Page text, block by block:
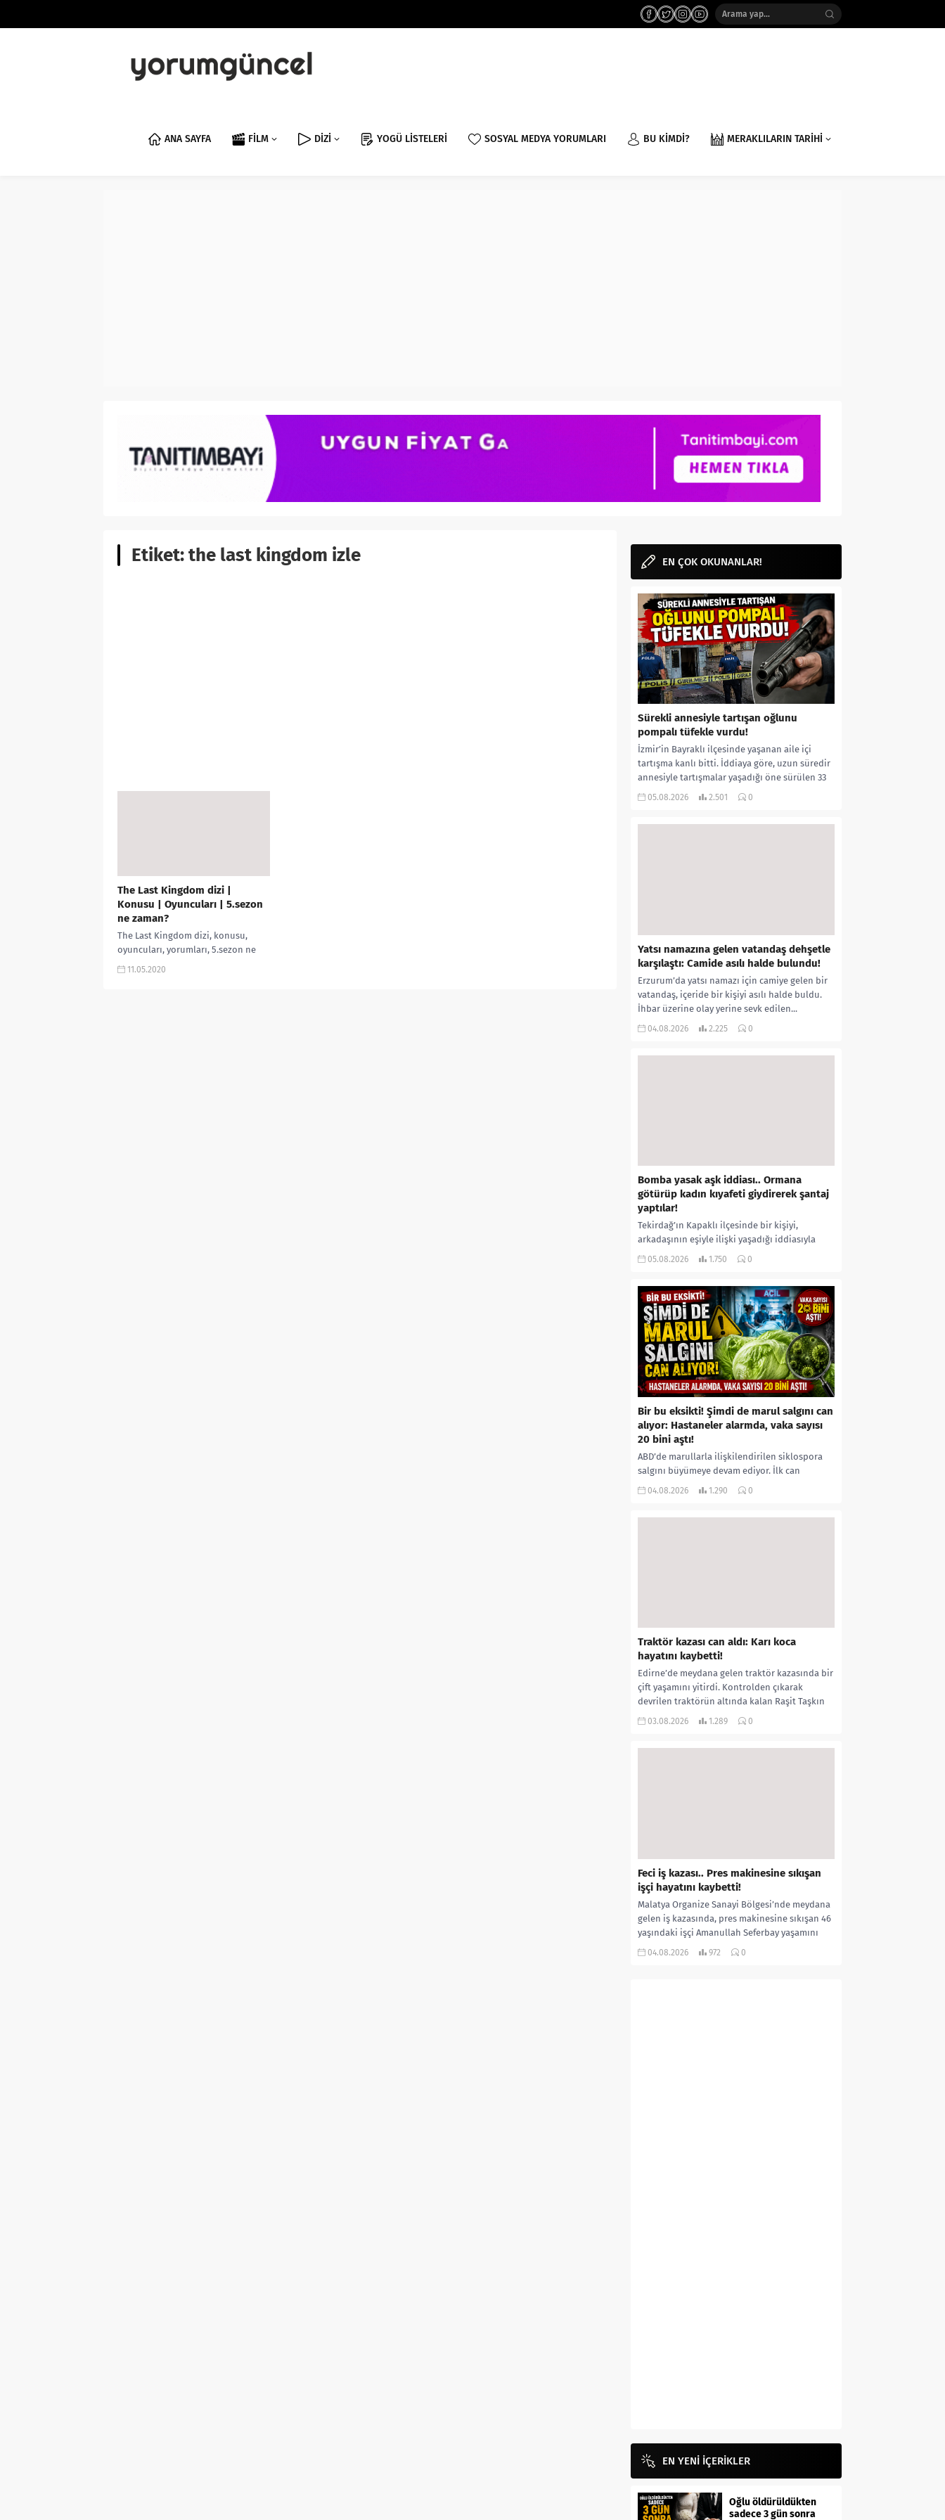
ANA SAYFA FİLM DİZİ YOGÜ LİSTELERİ SOSYAL MEDYA YORUMLARI BU KİMDİ? MERAKLILARIN TARİHİ
Etiket:the last kingdom izle
The Last Kingdom dizi |
Konusu | Oyuncuları | 5.sezon
ne zaman?
The Last Kingdom dizi, konusu,
oyuncuları, yorumları, 5.sezon ne
zaman, Fragmanı, Ragnar kim,
11.05.2020
EN ÇOK OKUNANLAR!
Sürekli annesiyle tartışan oğlunu
pompalı tüfekle vurdu!
İzmir’in Bayraklı ilçesinde yaşanan aile içi
tartışma kanlı bitti. İddiaya göre, uzun süredir
annesiyle tartışmalar yaşadığı öne sürülen 33
yaşındaki...
05.08.2026 2.501 0
Yatsı namazına gelen vatandaş dehşetle
karşılaştı: Camide asılı halde bulundu!
Erzurum’da yatsı namazı için camiye gelen bir
vatandaş, içeride bir kişiyi asılı halde buldu.
İhbar üzerine olay yerine sevk edilen...
04.08.2026 2.225 0
Bomba yasak aşk iddiası.. Ormana
götürüp kadın kıyafeti giydirerek şantaj
yaptılar!
Tekirdağ’ın Kapaklı ilçesinde bir kişiyi,
arkadaşının eşiyle ilişki yaşadığı iddiasıyla
ormanlık alana götürerek zorla kadın
05.08.2026 1.750 0
Bir bu eksikti! Şimdi de marul salgını can
alıyor: Hastaneler alarmda, vaka sayısı
20 bini aştı!
ABD’de marullarla ilişkilendirilen siklospora
salgını büyümeye devam ediyor. İlk can
kayıplarının yaşandığı salgında vaka sayısının
04.08.2026 1.290 0
Traktör kazası can aldı: Karı koca
hayatını kaybetti!
Edirne’de meydana gelen traktör kazasında bir
çift yaşamını yitirdi. Kontrolden çıkarak
devrilen traktörün altında kalan Raşit Taşkın
ile eşi Fatma...
03.08.2026 1.289 0
Feci iş kazası.. Pres makinesine sıkışan
işçi hayatını kaybetti!
Malatya Organize Sanayi Bölgesi’nde meydana
gelen iş kazasında, pres makinesine sıkışan 46
yaşındaki işçi Amanullah Seferbay yaşamını
yitirdi. Olayla ilgili...
04.08.2026 972 0
EN YENİ İÇERİKLER
Oğlu öldürüldükten
sadece 3 gün sonra